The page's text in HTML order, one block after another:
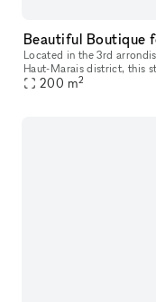
Beautiful Boutique
Located in the 3rd
Haut-Marais district, this
Showroom. With
200 m2